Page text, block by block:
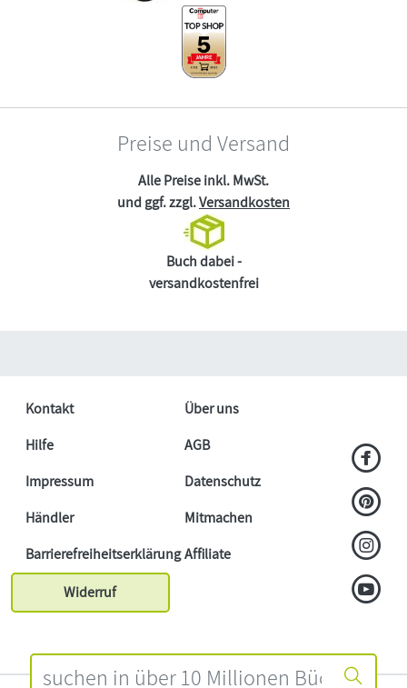
Preise und Versand
Alle Preise inkl. MwSt.
und ggf. zzgl.Versandkosten
Buch dabei -
versandkostenfrei
Kontakt
Über uns
Hilfe
AGB
Impressum
Datenschutz
Händler
Mitmachen
BarrierefreiheitserklärungAffiliate
Widerruf